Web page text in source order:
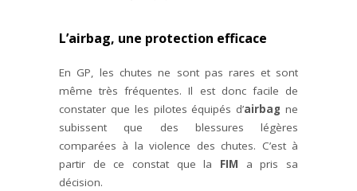
L’airbag, une protection efficace
En GP, les chutes ne sont pas rares et sont
même très fréquentes. Il est donc facile de
constater que les pilotes équipés d’airbag ne
subissent que des blessures légères
comparées à la violence des chutes. C’est à
partir de ce constat que la FIM a pris sa
décision.